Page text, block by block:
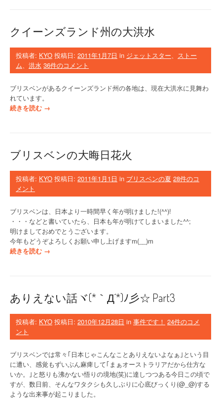
ン
洪
水
警
”
クイーンズランド州の大洪水
投稿者: KYO 投稿日: 2011年1月7日 in ジェットスター
ストー
ム
洪水 36件のコメント
ブリスベンがあるクイーンズランド州の各地は、現在大洪水に見舞わ
れています。
続きを読む “
ズ
ン
州
大
洪
水
”
→
ブリスベンの大晦日花火
投稿者: KYO 投稿日: 2011年1月1日 in ブリスベンの夏 28件のコ
メント
ブリスベンは、日本より一時間早く年が明けました!(^^)!
・・・などと書いていたら、日本も年が明けてしまいました^^;
明けましておめでとうございます。
今年もどうぞよろしくお願い申し上げますm(__)m
続きを読む “
ン
大
日
火
”
→
ありえない話ヾ(*｀Д´*)ﾉ彡☆ Part3
投稿者: KYO 投稿日: 2010年12月28日 in 事件です！ 24件のコメ
ント
ブリスベンでは常々｢日本じゃこんなことありえないよなぁ｣という目
に遭い、感覚もずいぶん麻痺して｢まぁオーストラリアだから仕方な
いか。｣と怒りも沸かない悟りの境地(笑)に達しつつある今日この頃で
すが、数日前、そんなワタクシも久しぶりに心底びっくり(@_@)する
ような出来事が起こりました。